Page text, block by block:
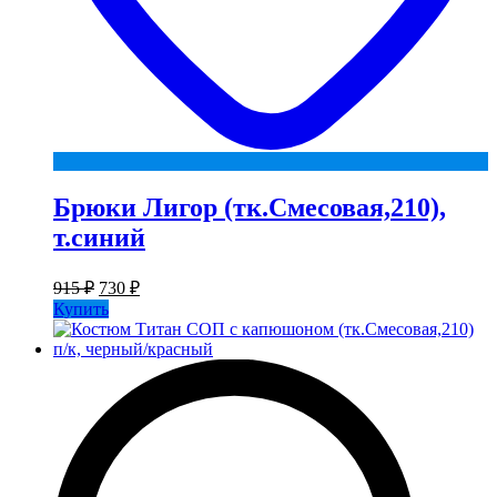
Брюки Лигор (тк.Смесовая,210),
т.синий
915₽ Первоначальная
цена
составляла
915 ₽.
730 ₽Текущая
730 ₽.
Купить